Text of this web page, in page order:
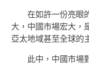
在如許一份亮眼
大，中國市場宏大，
亞太地域甚至全球的
此中，中國市場對